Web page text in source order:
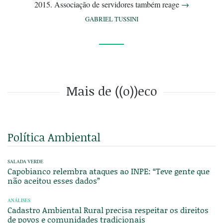
2015. Associação de servidores também reage →
GABRIEL TUSSINI
Mais de ((o))eco
Política Ambiental
SALADA VERDE
Capobianco relembra ataques ao INPE: “Teve gente que
não aceitou esses dados”
ANÁLISES
Cadastro Ambiental Rural precisa respeitar os direitos
de povos e comunidades tradicionais